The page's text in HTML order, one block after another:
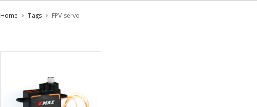
Home Tags FPV servo